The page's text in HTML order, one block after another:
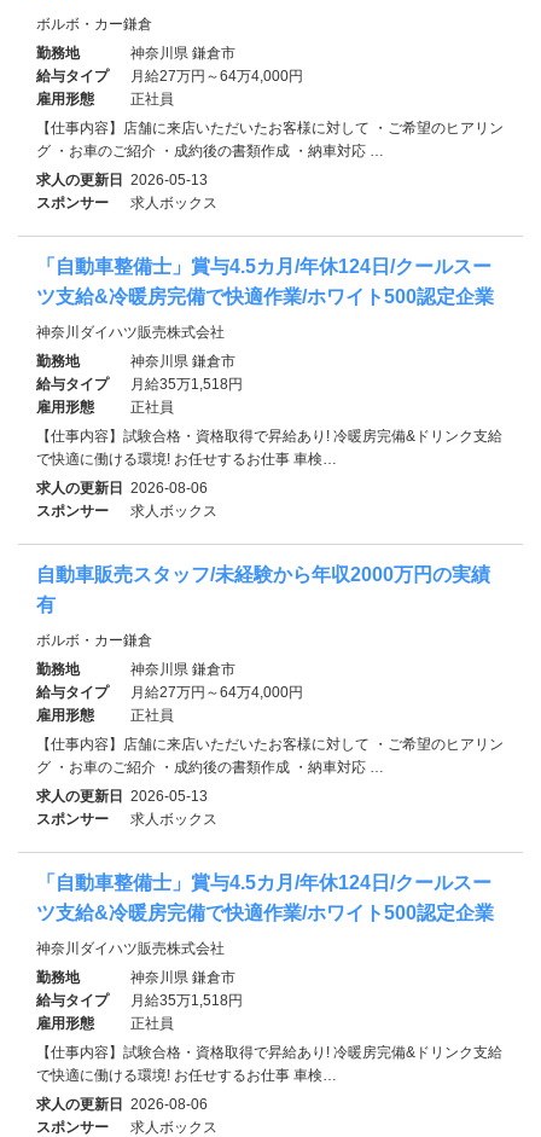
ボルボ・カー鎌倉
勤務地
神奈川県 鎌倉市
給与タイプ
月給27万円～64万4,000円
雇用形態
正社員
【仕事内容】店舗に来店いただいたお客様に対して ・ご希望のヒアリン
グ ・お車のご紹介 ・成約後の書類作成 ・納車対応 …
求人の更新日 2026-05-13
スポンサー
求人ボックス
「自動車整備士」賞与4.5カ月/年休124日/クールスー
ツ支給&冷暖房完備で快適作業/ホワイト500認定企業
神奈川ダイハツ販売株式会社
勤務地
神奈川県 鎌倉市
給与タイプ
月給35万1,518円
雇用形態
正社員
【仕事内容】試験合格・資格取得で昇給あり! 冷暖房完備&ドリンク支給
で快適に働ける環境! お任せするお仕事 車検…
求人の更新日 2026-08-06
スポンサー
求人ボックス
自動車販売スタッフ/未経験から年収2000万円の実績
有
ボルボ・カー鎌倉
勤務地
神奈川県 鎌倉市
給与タイプ
月給27万円～64万4,000円
雇用形態
正社員
【仕事内容】店舗に来店いただいたお客様に対して ・ご希望のヒアリン
グ ・お車のご紹介 ・成約後の書類作成 ・納車対応 …
求人の更新日 2026-05-13
スポンサー
求人ボックス
「自動車整備士」賞与4.5カ月/年休124日/クールスー
ツ支給&冷暖房完備で快適作業/ホワイト500認定企業
神奈川ダイハツ販売株式会社
勤務地
神奈川県 鎌倉市
給与タイプ
月給35万1,518円
雇用形態
正社員
【仕事内容】試験合格・資格取得で昇給あり! 冷暖房完備&ドリンク支給
で快適に働ける環境! お任せするお仕事 車検…
求人の更新日 2026-08-06
スポンサー
求人ボックス